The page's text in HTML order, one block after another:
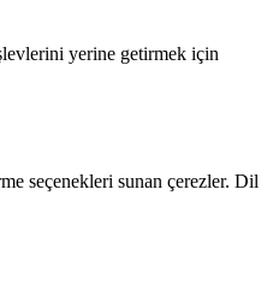
yerine getirmek için
seçenekleri sunan çerezler. Dil